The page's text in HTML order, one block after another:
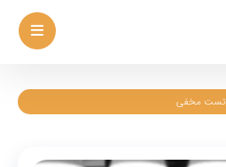
تست مخفی